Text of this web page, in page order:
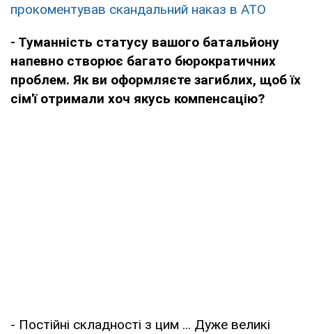
прокоментував скандальний наказ в АТО
- Туманність статусу вашого батальйону
напевно створює багато бюрократичних
проблем. Як ви оформляєте загиблих, щоб їх
сім'ї отримали хоч якусь компенсацію?
- Постійні складності з цим ... Дуже великі